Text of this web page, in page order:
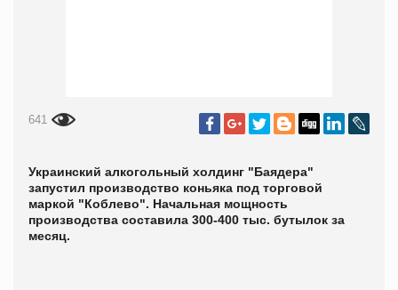
641
Украинский алкогольный холдинг "Баядера"
запустил производство коньяка под торговой
маркой "Коблево". Начальная мощность
производства составила 300-400 тыс. бутылок за
месяц.